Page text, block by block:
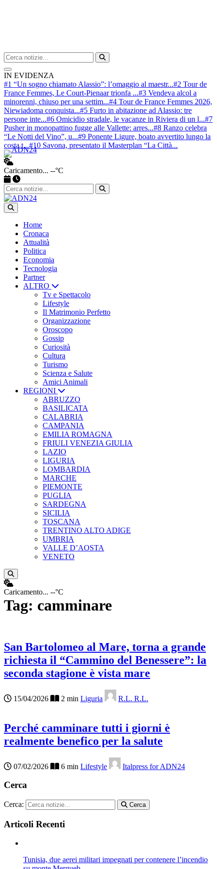
Cerca nel sito Avvia ricerca
IN EVIDENZA
#1 “Un sogno chiamato Alassio”: l’omaggio al maestr...#2 Tour de
France Femmes, Le Court-Pienaar trionfa ...#3 Vendeva alcol a
minorenni, chiuso per una settim...#4 Tour de France Femmes 2026,
Niewiadoma conquista...#5 Furto in abitazione ad Alassio: tre
persone inte...#6 Omicidio stradale, le vacanze in Riviera di un l...#7
Pusher in monopattino fugge alle Vallette: arres...#8 Ranzo celebra
“Le Notti del Vino”, u...#9 Ponente Ligure, boato avvertito lungo la
costa t...#10 Savona, presentato il Masterplan “La Città...
Caricamento... --°C
Apri ricerca
Home
Cronaca
Attualità
Politica
Economia
Tecnologia
Partner
ALTRO
Tv e Spettacolo
Lifestyle
Il Matrimonio Perfetto
Organizzazione
Oroscopo
Gossip
Curiosità
Cultura
Turismo
Scienza e Salute
Amici Animali
REGIONI
ABRUZZO
BASILICATA
CALABRIA
CAMPANIA
EMILIA ROMAGNA
FRIULI VENEZIA GIULIA
LAZIO
LIGURIA
LOMBARDIA
MARCHE
PIEMONTE
PUGLIA
SARDEGNA
SICILIA
TOSCANA
TRENTINO ALTO ADIGE
UMBRIA
VALLE D’AOSTA
VENETO
Apri ricerca
Caricamento... --°C
Tag: camminare
San Bartolomeo al Mare, torna a grande
richiesta il “Cammino del Benessere”: la
seconda stagione è vista mare
15/04/2026 2 min Liguria R.L. R.L.
Perché camminare tutti i giorni è
realmente benefico per la salute
07/02/2026 6 min Lifestyle Italpress for ADN24
Cerca
Cerca: Cerca
Articoli Recenti
Tunisia, due aerei militari impegnati per contenere l’incendio